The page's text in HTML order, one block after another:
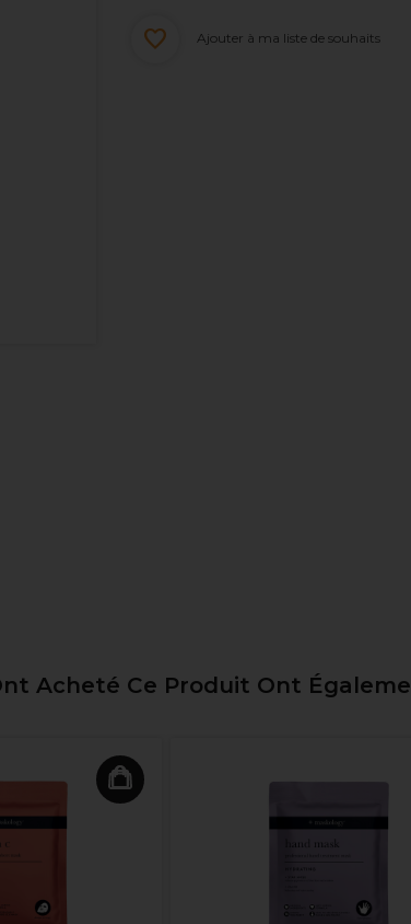
Ajouter à ma liste de souhaits
Acheté Ce Produit Ont